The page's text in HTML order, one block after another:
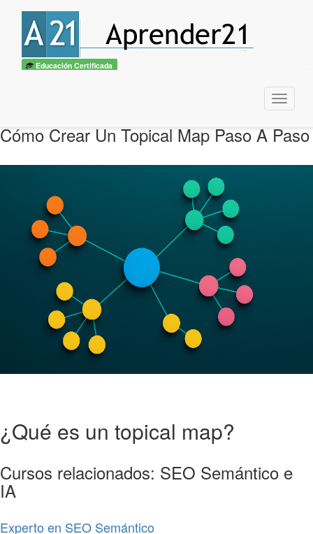
Educación Certificada
Menu
Cómo Crear Un Topical Map Paso A Paso
¿Qué es un topical map?
Cursos relacionados: SEO Semántico e
IA
Experto en SEO Semántico